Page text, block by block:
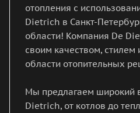
отопления с
Dietrich в Санкт-
области! Компания De
своим качеством, стилем
области отопительных
Мы предлагаем широкий
Dietrich, от котлов до